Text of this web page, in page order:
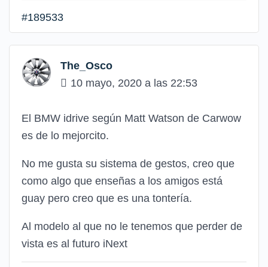
#189533
The_Osco
10 mayo, 2020 a las 22:53
El BMW idrive según Matt Watson de Carwow
es de lo mejorcito.
No me gusta su sistema de gestos, creo que
como algo que enseñas a los amigos está
guay pero creo que es una tontería.
Al modelo al que no le tenemos que perder de
vista es al futuro iNext